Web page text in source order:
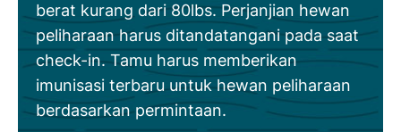
berat kurang dari 80lbs. Perjanjian hewan
peliharaan harus ditandatangani pada saat
check-in. Tamu harus memberikan
imunisasi terbaru untuk hewan peliharaan
berdasarkan permintaan.